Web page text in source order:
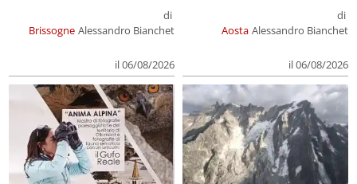
Brissogne
di
Alessandro Bianchet
il 06/08/2026
Aosta
di
Alessandro Bianchet
il 06/08/2026